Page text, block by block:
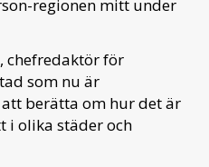
regionen mitt under
chefredaktör för
som nu är
berätta om hur det är
i olika städer och